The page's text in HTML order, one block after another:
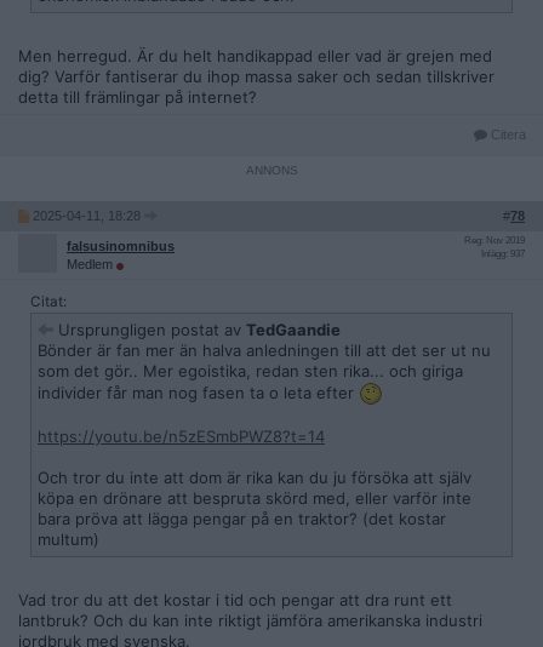
Men herregud. Är du helt handikappad eller vad är grejen med
dig? Varför fantiserar du ihop massa saker och sedan tillskriver
detta till främlingar på internet?
Citera
2025-04-11, 18:28 #78
falsusinomnibus
Medlem
Reg: Nov 2019
Inlägg: 937
Citat:
Ursprungligen postat av TedGaandie
Bönder är fan mer än halva anledningen till att det ser ut nu
som det gör.. Mer egoistika, redan sten rika... och giriga
individer får man nog fasen ta o leta efter
https://youtu.be/n5zESmbPWZ8?t=14
Och tror du inte att dom är rika kan du ju försöka att själv
köpa en drönare att bespruta skörd med, eller varför inte
bara pröva att lägga pengar på en traktor? (det kostar
multum)
Vad tror du att det kostar i tid och pengar att dra runt ett
lantbruk? Och du kan inte riktigt jämföra amerikanska industri
jordbruk med svenska.